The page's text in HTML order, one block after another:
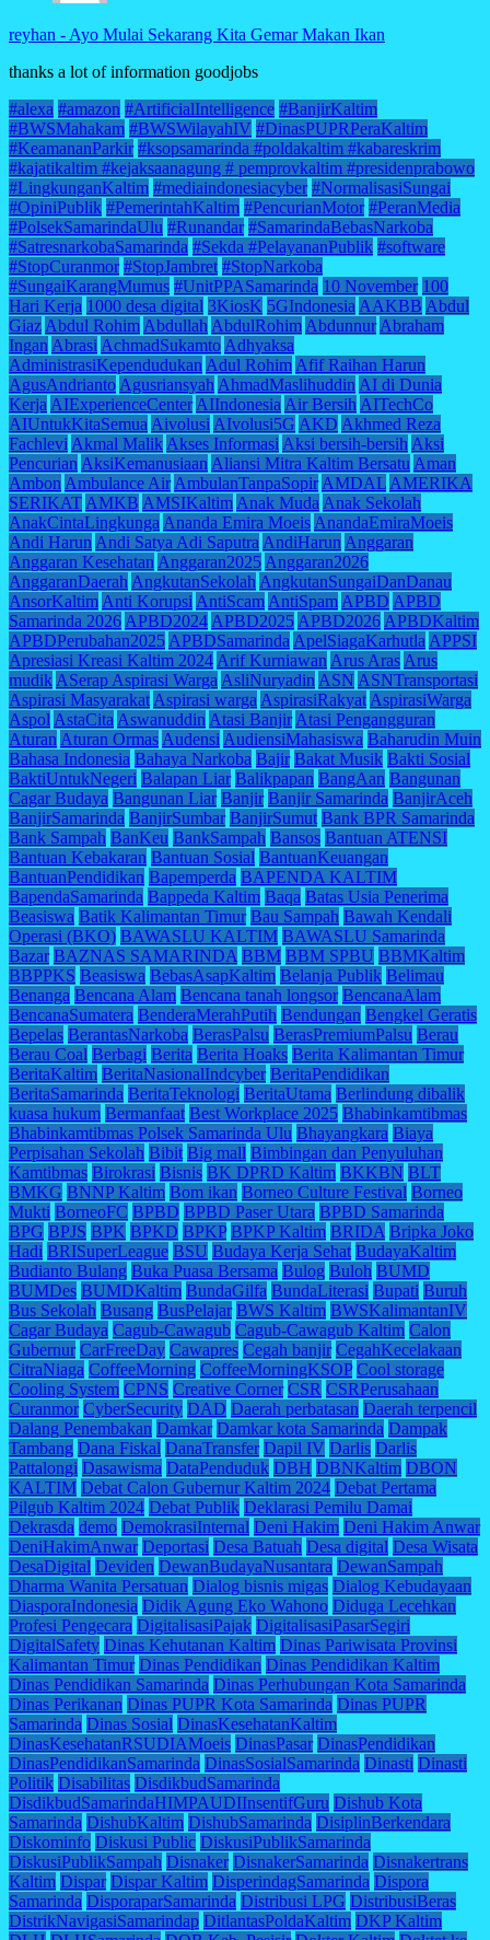
reyhan - Ayo Mulai Sekarang Kita Gemar Makan Ikan
thanks a lot of information goodjobs
#alexa #amazon #ArtificialIntelligence #BanjirKaltim
#BWSMahakam #BWSWilayahIV #DinasPUPRPeraKaltim
#KeamananParkir #ksopsamarinda #poldakaltim #kabareskrim
#kajatikaltim #kejaksaanagung # pemprovkaltim #presidenprabowo
#LingkunganKaltim #mediaindonesiacyber #NormalisasiSungai
#OpiniPublik #PemerintahKaltim #PencurianMotor #PeranMedia
#PolsekSamarindaUlu #Runandar #SamarindaBebasNarkoba
#SatresnarkobaSamarinda #Sekda #PelayananPublik #software
#StopCuranmor #StopJambret #StopNarkoba
#SungaiKarangMumus #UnitPPASamarinda 10 November 100
Hari Kerja 1000 desa digital 3KiosK 5GIndonesia AAKBB Abdul
Giaz Abdul Rohim Abdullah AbdulRohim Abdunnur Abraham
Ingan Abrasi AchmadSukamto Adhyaksa
AdministrasiKependudukan Adul Rohim Afif Raihan Harun
AgusAndrianto Agusriansyah AhmadMaslihuddin AI di Dunia
Kerja AIExperienceCenter AIIndonesia Air Bersih AITechCo
AIUntukKitaSemua Aivolusi AIvolusi5G AKD Akhmed Reza
Fachlevi Akmal Malik Akses Informasi Aksi bersih-bersih Aksi
Pencurian AksiKemanusiaan Aliansi Mitra Kaltim Bersatu Aman
Ambon Ambulance Air AmbulanTanpaSopir AMDAL AMERIKA
SERIKAT AMKB AMSIKaltim Anak Muda Anak Sekolah
AnakCintaLingkunga Ananda Emira Moeis AnandaEmiraMoeis
Andi Harun Andi Satya Adi Saputra AndiHarun Anggaran
Anggaran Kesehatan Anggaran2025 Anggaran2026
AnggaranDaerah AngkutanSekolah AngkutanSungaiDanDanau
AnsorKaltim Anti Korupsi AntiScam AntiSpam APBD APBD
Samarinda 2026 APBD2024 APBD2025 APBD2026 APBDKaltim
APBDPerubahan2025 APBDSamarinda ApelSiagaKarhutla APPSI
Apresiasi Kreasi Kaltim 2024 Arif Kurniawan Arus Aras Arus
mudik ASerap Aspirasi Warga AsliNuryadin ASN ASNTransportasi
Aspirasi Masyarakat Aspirasi warga AspirasiRakyat AspirasiWarga
Aspol AstaCita Aswanuddin Atasi Banjir Atasi Pengangguran
Aturan Aturan Ormas Audensi AudiensiMahasiswa Baharudin Muin
Bahasa Indonesia Bahaya Narkoba Bajir Bakat Musik Bakti Sosial
BaktiUntukNegeri Balapan Liar Balikpapan BangAan Bangunan
Cagar Budaya Bangunan Liar Banjir Banjir Samarinda BanjirAceh
BanjirSamarinda BanjirSumbar BanjirSumut Bank BPR Samarinda
Bank Sampah BanKeu BankSampah Bansos Bantuan ATENSI
Bantuan Kebakaran Bantuan Sosial BantuanKeuangan
BantuanPendidikan Bapemperda BAPENDA KALTIM
BapendaSamarinda Bappeda Kaltim Baqa Batas Usia Penerima
Beasiswa Batik Kalimantan Timur Bau Sampah Bawah Kendali
Operasi (BKO) BAWASLU KALTIM BAWASLU Samarinda
Bazar BAZNAS SAMARINDA BBM BBM SPBU BBMKaltim
BBPPKS Beasiswa BebasAsapKaltim Belanja Publik Belimau
Benanga Bencana Alam Bencana tanah longsor BencanaAlam
BencanaSumatera BenderaMerahPutih Bendungan Bengkel Geratis
Bepelas BerantasNarkoba BerasPalsu BerasPremiumPalsu Berau
Berau Coal Berbagi Berita Berita Hoaks Berita Kalimantan Timur
BeritaKaltim BeritaNasionalIndcyber BeritaPendidikan
BeritaSamarinda BeritaTeknologi BeritaUtama Berlindung dibalik
kuasa hukum Bermanfaat Best Workplace 2025 Bhabinkamtibmas
Bhabinkamtibmas Polsek Samarinda Ulu Bhayangkara Biaya
Perpisahan Sekolah Bibit Big mall Bimbingan dan Penyuluhan
Kamtibmas Birokrasi Bisnis BK DPRD Kaltim BKKBN BLT
BMKG BNNP Kaltim Bom ikan Borneo Culture Festival Borneo
Mukti BorneoFC BPBD BPBD Paser Utara BPBD Samarinda
BPG BPJS BPK BPKD BPKP BPKP Kaltim BRIDA Bripka Joko
Hadi BRISuperLeague BSU Budaya Kerja Sehat BudayaKaltim
Budianto Bulang Buka Puasa Bersama Bulog Buloh BUMD
BUMDes BUMDKaltim BundaGilfa BundaLiterasi Bupati Buruh
Bus Sekolah Busang BusPelajar BWS Kaltim BWSKalimantanIV
Cagar Budaya Cagub-Cawagub Cagub-Cawagub Kaltim Calon
Gubernur CarFreeDay Cawapres Cegah banjir CegahKecelakaan
CitraNiaga CoffeeMorning CoffeeMorningKSOP Cool storage
Cooling System CPNS Creative Corner CSR CSRPerusahaan
Curanmor CyberSecurity DAD Daerah perbatasan Daerah terpencil
Dalang Penembakan Damkar Damkar kota Samarinda Dampak
Tambang Dana Fiskal DanaTransfer Dapil IV Darlis Darlis
Pattalongi Dasawisma DataPenduduk DBH DBNKaltim DBON
KALTIM Debat Calon Gubernur Kaltim 2024 Debat Pertama
Pilgub Kaltim 2024 Debat Publik Deklarasi Pemilu Damai
Dekrasda demo DemokrasiInternal Deni Hakim Deni Hakim Anwar
DeniHakimAnwar Deportasi Desa Batuah Desa digital Desa Wisata
DesaDigital Deviden DewanBudayaNusantara DewanSampah
Dharma Wanita Persatuan Dialog bisnis migas Dialog Kebudayaan
DiasporaIndonesia Didik Agung Eko Wahono Diduga Lecehkan
Profesi Pengecara DigitalisasiPajak DigitalisasiPasarSegiri
DigitalSafety Dinas Kehutanan Kaltim Dinas Pariwisata Provinsi
Kalimantan Timur Dinas Pendidikan Dinas Pendidikan Kaltim
Dinas Pendidikan Samarinda Dinas Perhubungan Kota Samarinda
Dinas Perikanan Dinas PUPR Kota Samarinda Dinas PUPR
Samarinda Dinas Sosial DinasKesehatanKaltim
DinasKesehatanRSUDIAMoeis DinasPasar DinasPendidikan
DinasPendidikanSamarinda DinasSosialSamarinda Dinasti Dinasti
Politik Disabilitas DisdikbudSamarinda
DisdikbudSamarindaHIMPAUDIInsentifGuru Dishub Kota
Samarinda DishubKaltim DishubSamarinda DisiplinBerkendara
Diskominfo Diskusi Public DiskusiPublikSamarinda
DiskusiPublikSampah Disnaker DisnakerSamarinda Disnakertrans
Kaltim Dispar Dispar Kaltim DisperindagSamarinda Dispora
Samarinda DisporaparSamarinda Distribusi LPG DistribusiBeras
DistrikNavigasiSamarindap DitlantasPoldaKaltim DKP Kaltim